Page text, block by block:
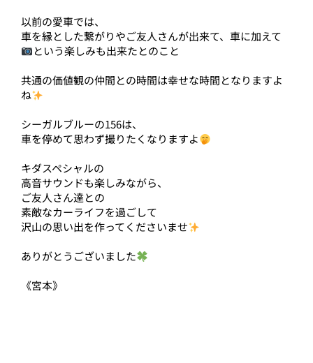
以前の愛車では、
車を縁とした繋がりやご友人さんが出来て、車に加えて
という楽しみも出来たとのこと
共通の価値観の仲間との時間は幸せな時間となりますよ
ね
シーガルブルーの156は、
車を停めて思わず撮りたくなりますよ
キダスペシャルの
高音サウンドも楽しみながら、
ご友人さん達との
素敵なカーライフを過ごして
沢山の思い出を作ってくださいませ
ありがとうございました
《宮本》